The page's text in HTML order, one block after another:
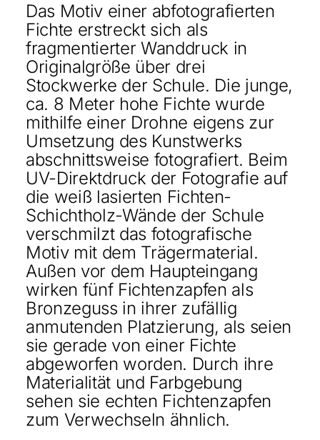
Das Motiv einer abfotografierten
Fichte erstreckt sich als
fragmentierter Wanddruck in
Originalgröße über drei
Stockwerke der Schule. Die junge,
ca. 8 Meter hohe Fichte wurde
mithilfe einer Drohne eigens zur
Umsetzung des Kunstwerks
abschnittsweise fotografiert. Beim
UV-Direktdruck der Fotografie auf
die weiß lasierten Fichten-
Schichtholz-Wände der Schule
verschmilzt das fotografische
Motiv mit dem Trägermaterial.
Außen vor dem Haupteingang
wirken fünf Fichtenzapfen als
Bronzeguss in ihrer zufällig
anmutenden Platzierung, als seien
sie gerade von einer Fichte
abgeworfen worden. Durch ihre
Materialität und Farbgebung
sehen sie echten Fichtenzapfen
zum Verwechseln ähnlich.